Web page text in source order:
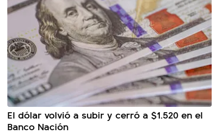
El dólar volvió a subir y cerró a $1.520 en el
Banco Nación